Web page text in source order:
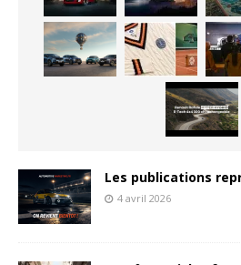
Les publications
4 avril 2026